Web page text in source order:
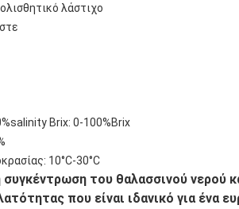
λάστιχο
Brix: 0-100%Brix
10°C-30°C
συγκέντρωση του θαλασσινού νερού
που είναι ιδανικό για ένα